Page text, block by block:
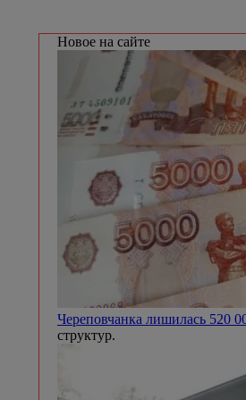
Новое на сайте
Череповчанка лишилась 520
структур.